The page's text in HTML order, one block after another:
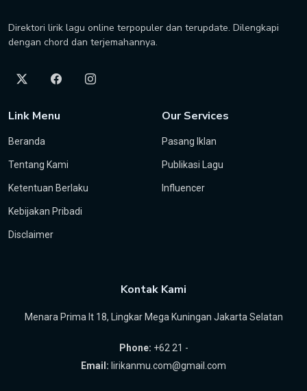
Direktori lirik lagu online terpopuler dan terupdate. Dilengkapi
dengan chord dan terjemahannya.
Link Menu
Beranda
Tentang Kami
Ketentuan Berlaku
Kebijakan Pribadi
Disclaimer
Our Services
Pasang Iklan
Publikasi Lagu
Influencer
Kontak Kami
Menara Prima lt 18, Lingkar Mega Kuningan Jakarta Selatan
Phone: +62 21 -
Email: lirikanmu.com@gmail.com